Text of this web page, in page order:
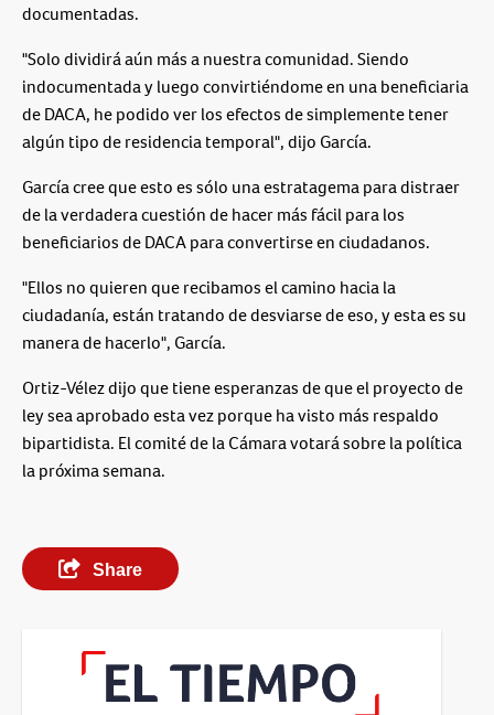
documentadas.
"Solo dividirá aún más a nuestra comunidad. Siendo
indocumentada y luego convirtiéndome en una beneficiaria
de DACA, he podido ver los efectos de simplemente tener
algún tipo de residencia temporal", dijo García.
García cree que esto es sólo una estratagema para distraer
de la verdadera cuestión de hacer más fácil para los
beneficiarios de DACA para convertirse en ciudadanos.
"Ellos no quieren que recibamos el camino hacia la
ciudadanía, están tratando de desviarse de eso, y esta es su
manera de hacerlo", García.
Ortiz-Vélez dijo que tiene esperanzas de que el proyecto de
ley sea aprobado esta vez porque ha visto más respaldo
bipartidista. El comité de la Cámara votará sobre la política
la próxima semana.
Share